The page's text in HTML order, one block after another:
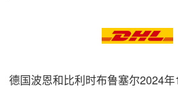
德国波恩和比利时布鲁塞尔2024年